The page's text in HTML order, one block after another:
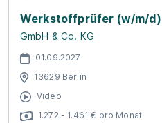
Werkstoffprüfer (w/m/d)
GmbH & Co. KG
01.09.2027
13629 Berlin
Video
1.272 - 1.461 € pro Monat